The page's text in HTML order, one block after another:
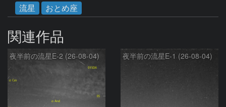
流星
おとめ座
関連作品
夜半前の流星E-2 (26-08-04) 夜半前の流星E-1 (26-08-04)